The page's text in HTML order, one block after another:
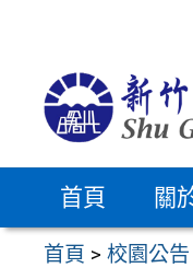
首頁 關
首頁 >校園公告